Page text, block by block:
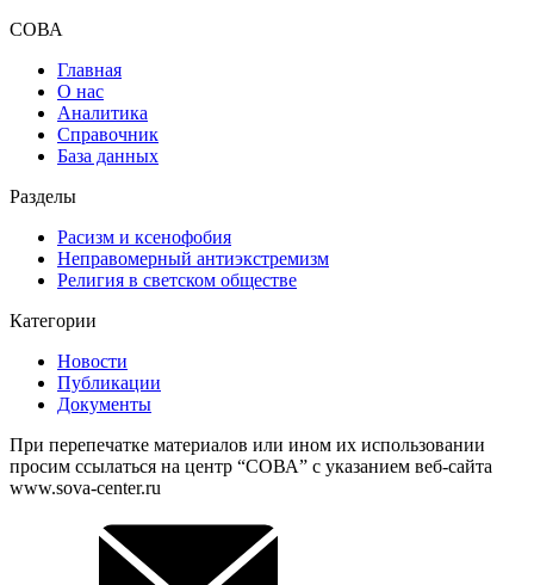
СОВА
Главная
О нас
Аналитика
Справочник
База данных
Разделы
Расизм и ксенофобия
Неправомерный антиэкстремизм
Религия в светском обществе
Категории
Новости
Публикации
Документы
При перепечатке материалов или ином их использовании
просим ссылаться на центр “СОВА” с указанием веб-сайта
www.sova-center.ru